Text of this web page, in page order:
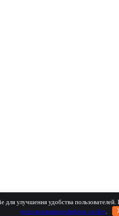
для улучшения удобства
использованием файлов cookie